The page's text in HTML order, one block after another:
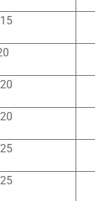
15 x 10
x 8
20 x 10
20 x 15
25 x 10
25 x 15